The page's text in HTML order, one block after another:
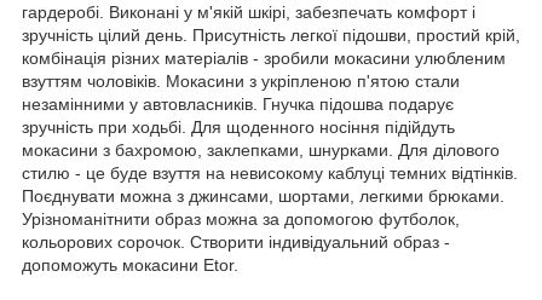
гардеробі. Виконані у м'якій шкірі, забезпечать комфорт і
зручність цілий день. Присутність легкої підошви, простий крій,
комбінація різних матеріалів - зробили мокасини улюбленим
взуттям чоловіків. Мокасини з укріпленою п'ятою стали
незамінними у автовласників. Гнучка підошва подарує
зручність при ходьбі. Для щоденного носіння підійдуть
мокасини з бахромою, заклепками, шнурками. Для ділового
стилю - це буде взуття на невисокому каблуці темних відтінків.
Поєднувати можна з джинсами, шортами, легкими брюками.
Урізноманітнити образ можна за допомогою футболок,
кольорових сорочок. Створити індивідуальний образ -
допоможуть мокасини Etor.